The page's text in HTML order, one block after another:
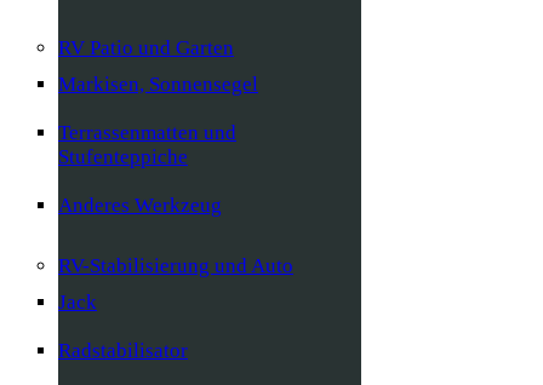
RV Patio und Garten
Markisen, Sonnensegel
Terrassenmatten und
Stufenteppiche
Anderes Werkzeug
RV-Stabilisierung und Auto
Jack
Radstabilisator